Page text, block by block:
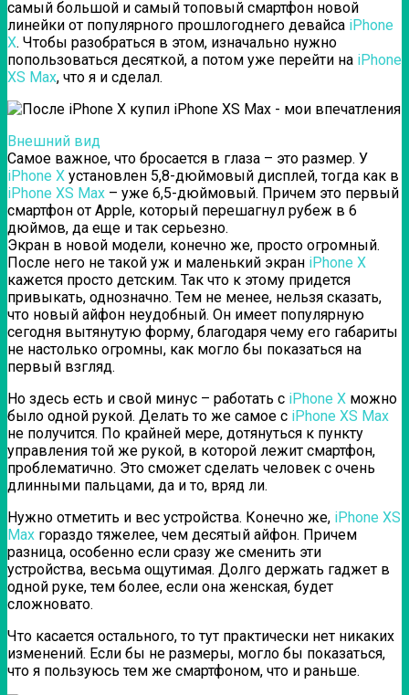
самый большой и самый топовый смартфон новой
линейки от популярного прошлогоднего девайса iPhone
X. Чтобы разобраться в этом, изначально нужно
попользоваться десяткой, а потом уже перейти на iPhone
XS Max, что я и сделал.
Внешний вид
Самое важное, что бросается в глаза – это размер. У
iPhone X установлен 5,8-дюймовый дисплей, тогда как в
iPhone XS Max – уже 6,5-дюймовый. Причем это первый
смартфон от Apple, который перешагнул рубеж в 6
дюймов, да еще и так серьезно.
Экран в новой модели, конечно же, просто огромный.
После него не такой уж и маленький экран iPhone X
кажется просто детским. Так что к этому придется
привыкать, однозначно. Тем не менее, нельзя сказать,
что новый айфон неудобный. Он имеет популярную
сегодня вытянутую форму, благодаря чему его габариты
не настолько огромны, как могло бы показаться на
первый взгляд.
Но здесь есть и свой минус – работать с iPhone X можно
было одной рукой. Делать то же самое с iPhone XS Max
не получится. По крайней мере, дотянуться к пункту
управления той же рукой, в которой лежит смартфон,
проблематично. Это сможет сделать человек с очень
длинными пальцами, да и то, вряд ли.
Нужно отметить и вес устройства. Конечно же, iPhone XS
Max гораздо тяжелее, чем десятый айфон. Причем
разница, особенно если сразу же сменить эти
устройства, весьма ощутимая. Долго держать гаджет в
одной руке, тем более, если она женская, будет
сложновато.
Что касается остального, то тут практически нет никаких
изменений. Если бы не размеры, могло бы показаться,
что я пользуюсь тем же смартфоном, что и раньше.